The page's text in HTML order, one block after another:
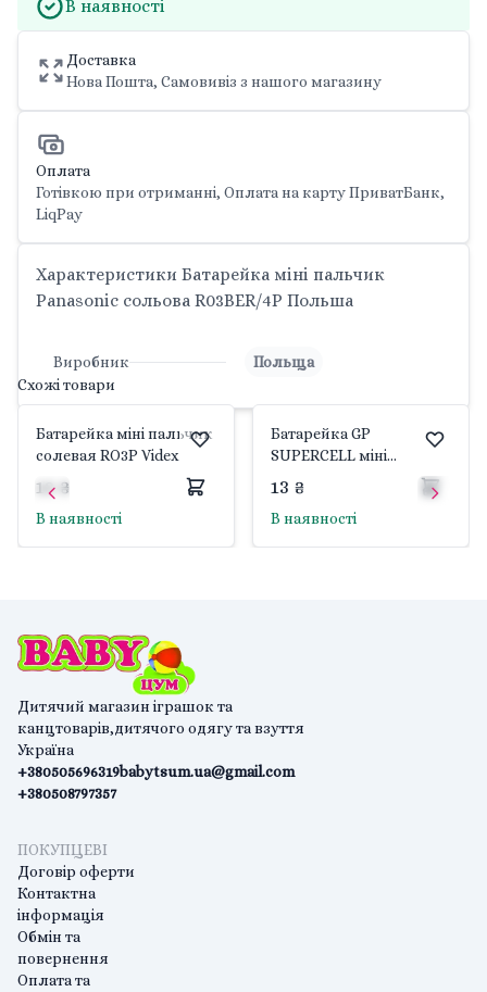
В наявності
Доставка
Нова Пошта, Самовивіз з нашого магазину
Оплата
Готівкою при отриманні, Оплата на карту ПриватБанк,
LiqPay
Характеристики Батарейка міні пальчик
Panasonic сольова R03BER/4P Польша
Виробник
Польща
Схожі товари
Батарейка міні пальчик
солевая RO3P Videx
12 ₴
В наявності
Батарейка GP
SUPERCELL міні
пальчик сольова 24PL-
S2/R03 GP
13 ₴
В наявності
Дитячий магазин іграшок та
канцтоварів,дитячого одягу та взуття
Україна
+380505696319
+380508797357
babytsum.ua@gmail.com
ПОКУПЦЕВІ
Договір оферти
Контактна
інформація
Обмін та
повернення
Оплата та